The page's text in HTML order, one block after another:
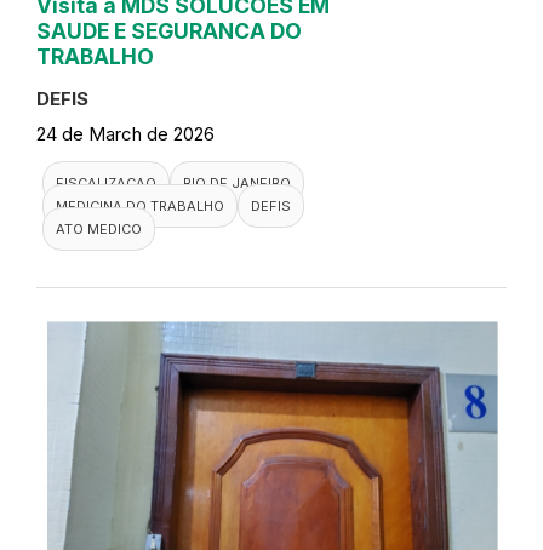
Visita a MDS SOLUCOES EM
SAUDE E SEGURANCA DO
TRABALHO
DEFIS
24 de March de 2026
FISCALIZACAO
RIO DE JANEIRO
MEDICINA DO TRABALHO
DEFIS
ATO MEDICO